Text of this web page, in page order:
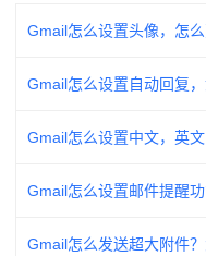
Gmail怎么设置头像，怎
Gmail怎么设置自动回复
Gmail怎么设置中文，英
Gmail怎么设置邮件提醒
Gmail怎么发送超大附件